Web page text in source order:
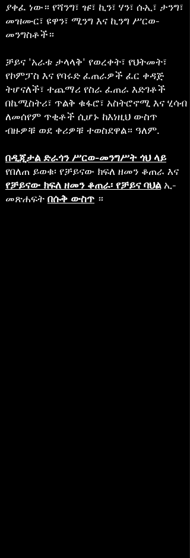
ያቀፈ ነው። የሻንግ፣ ዡ፣ ኪን፣ ሃን፣ ሱኢ፣ ታንግ፣
መዝሙር፣ ዩዋን፣ ሚንግ እና ኪንግ ሥርወ-
መንግስቶች።
ቻይና 'አራቱ ታላላቅ' የወረቀት፣ የህትመት፣
የኮምፓስ እና የባሩድ ፈጠራዎች ፈር ቀዳጅ
ትሆናለች፣ ተጨማሪ የስራ ፈጠራ እድገቶች
በኬሚስትሪ፣ ጥልቅ ቁፋሮ፣ አስትሮኖሚ እና ሂሳብ
ለመሰየም ጥቂቶች ሲሆኑ ከእነዚህ ውስጥ
ብዙዎቹ ወደ ቀሪዎቹ ተወስደዋል። ዓለም.
በዲጂታል ድራጎን ሥርወ-መንግሥት ጎህ ላይ
የበለጠ ይወቁ፡ የቻይናው ክፍለ ዘመን ቆጠራ እና
የቻይናው ክፍለ ዘመን ቆጠራ፡ የቻይና ባህልኢ-
መጽሐፍት በሱቅ ውስጥ ።